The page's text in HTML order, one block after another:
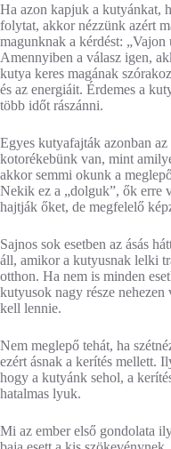
Ha azon kapjuk a kutyánkat,
folytat, akkor nézzünk azért
magunknak a kérdést:
Amennyiben a válasz igen,
kutya keres magának
és az energiáit. Érdemes a
több időt rászánni.
Egyes kutyafajták azonban
kotorékebünk van, mint
akkor semmi okunk a
Nekik ez a „dolguk”, ők erre
hajtják őket, de megfelelő
Sajnos sok esetben az ásás
áll, amikor a kutyusnak lelki
otthon. Ha nem is minden
kutyusok nagy része
kell lennie.
Nem meglepő tehát, ha
ezért ásnak a kerítés mellett.
hogy a kutyánk sehol, a
hatalmas lyuk.
Mi az ember első gondolata